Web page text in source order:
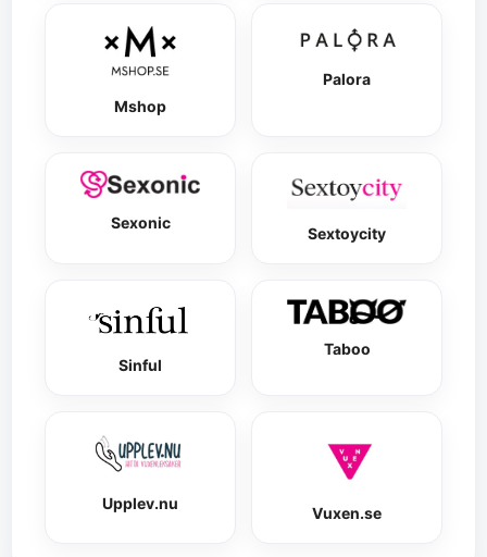
Mshop
Palora
Sexonic
Sextoycity
Sinful
Taboo
Upplev.nu
Vuxen.se